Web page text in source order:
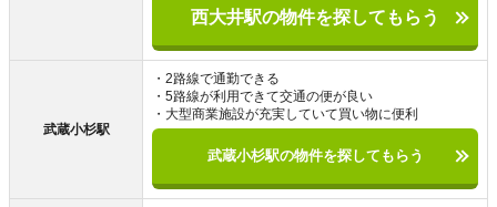
西大井駅の物件を探してもらう
武蔵小杉駅
・2路線で通勤できる
・5路線が利用できて交通の便が良い
・大型商業施設が充実していて買い物に便利
武蔵小杉駅の物件を探してもらう